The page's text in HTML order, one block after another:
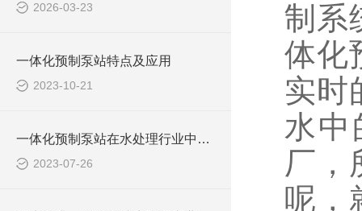
2026-03-23
一体化预制泵站特点及应用
2023-10-21
一体化预制泵站在水处理行业中的应用
2023-07-26
制系
体化
实时
水中
厂，
呢，